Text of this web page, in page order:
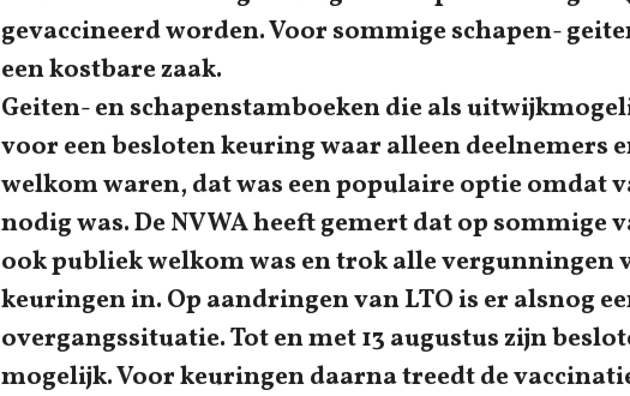
gevaccineerd worden. Voor sommige schapen-
een kostbare zaak.
Geiten- en schapenstamboeken die als
voor een besloten keuring waar alleen deelnemers
welkom waren, dat was een populaire optie omdat
nodig was. De NVWA heeft gemert dat op sommige
ook publiek welkom was en trok alle vergunningen
keuringen in. Op aandringen van LTO is er alsnog
overgangssituatie. Tot en met 13 augustus zijn
mogelijk. Voor keuringen daarna treedt de